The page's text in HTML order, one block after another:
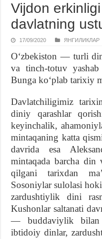
Vijdon
davlatning
17/09/2020 ЯНГИЛИКЛАР
O‘zbekiston — turli
va tinch-totuv
Bunga ko‘plab tarixiy
Davlatchiligimiz
diniy qarashlar
keyinchalik,
mintaqaning katta
davrida esa
mintaqada barcha din
qilgani tarixdan
Sosoniylar sulolasi
zardushtiylik dini
Kushonlar saltanati
— buddaviylik bilan
ibtidoiy dinlar,